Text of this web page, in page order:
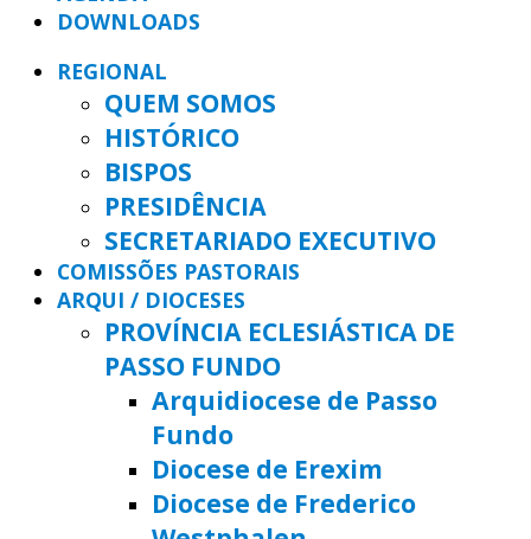
DOWNLOADS
REGIONAL
QUEM SOMOS
HISTÓRICO
BISPOS
PRESIDÊNCIA
SECRETARIADO EXECUTIVO
COMISSÕES PASTORAIS
ARQUI / DIOCESES
PROVÍNCIA ECLESIÁSTICA DE
PASSO FUNDO
Arquidiocese de Passo
Fundo
Diocese de Erexim
Diocese de Frederico